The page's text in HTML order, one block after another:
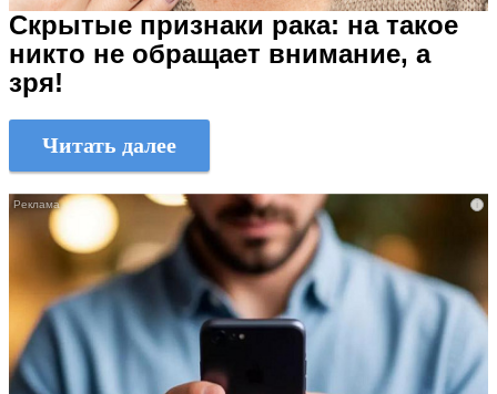
Скрытые признаки рака: на такое
никто не обращает внимание, а
зря!
Читать далее
i